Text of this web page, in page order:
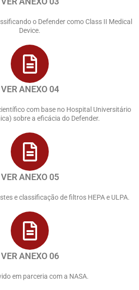
o Defender como Class II Medical
Device.
VER ANEXO 04
com base no Hospital Universitário
sobre a eficácia do Defender.
VER ANEXO 05
e classificação de filtros HEPA e ULPA.
VER ANEXO 06
em parceria com a NASA.